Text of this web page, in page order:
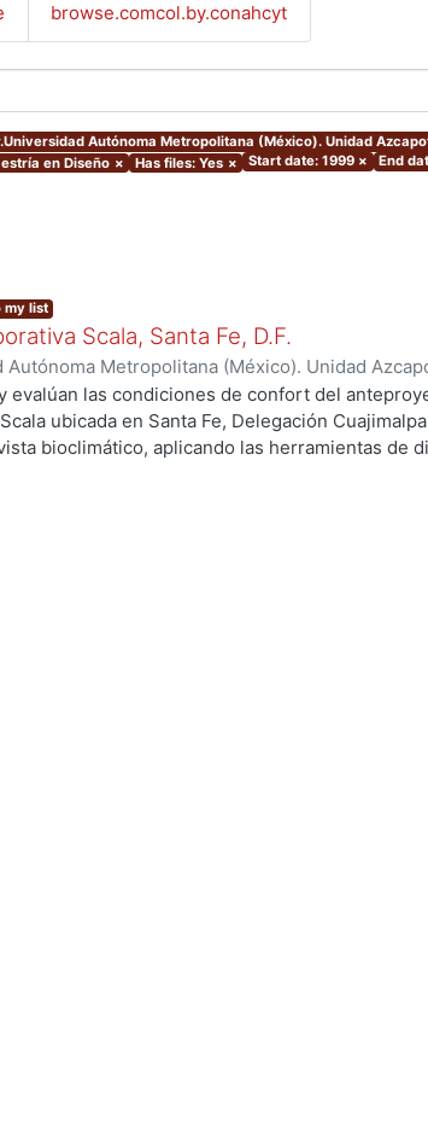
browse.comcol.by.conahcyt
Autónoma Metropolitana (México). Unidad
en Diseño × Has files: Yes × Start date: 1999 × End
my list
Scala, Santa Fe, D.F.
Autónoma Metropolitana (México). Unidad
Información.,1999)Corro Eguia, Guillermo
evalúan las condiciones de confort del
ubicada en Santa Fe, Delegación
bioclimático, aplicando las herramientas de